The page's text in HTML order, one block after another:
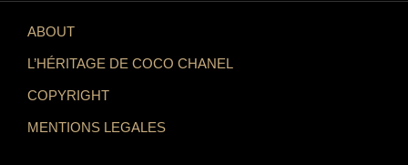
ABOUT
L’HÉRITAGE DE COCO CHANEL
COPYRIGHT
MENTIONS LEGALES